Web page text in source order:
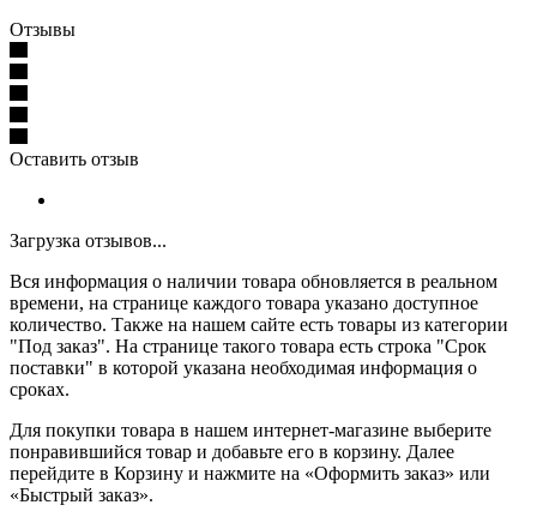
Отзывы
Оставить отзыв
Загрузка отзывов...
Вся информация о наличии товара обновляется в реальном
времени, на странице каждого товара указано доступное
количество. Также на нашем сайте есть товары из категории
"Под заказ". На странице такого товара есть строка "Срок
поставки" в которой указана необходимая информация о
сроках.
Для покупки товара в нашем интернет-магазине выберите
понравившийся товар и добавьте его в корзину. Далее
перейдите в Корзину и нажмите на «Оформить заказ» или
«Быстрый заказ».